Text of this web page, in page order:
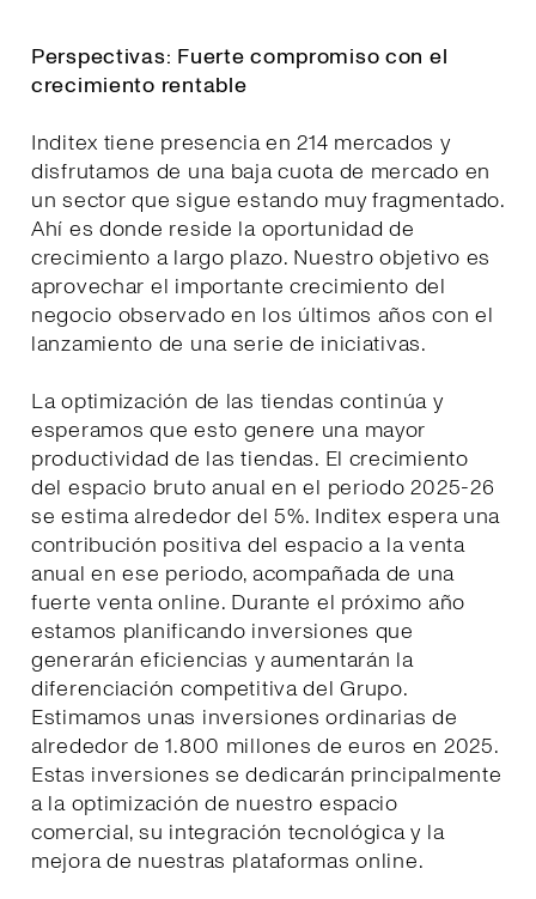
Perspectivas: Fuerte compromiso con el
crecimiento rentable
Inditex tiene presencia en 214 mercados y
disfrutamos de una baja cuota de mercado en
un sector que sigue estando muy fragmentado.
Ahí es donde reside la oportunidad de
crecimiento a largo plazo. Nuestro objetivo es
aprovechar el importante crecimiento del
negocio observado en los últimos años con el
lanzamiento de una serie de iniciativas.
La optimización de las tiendas continúa y
esperamos que esto genere una mayor
productividad de las tiendas. El crecimiento
del espacio bruto anual en el periodo 2025-26
se estima alrededor del 5%. Inditex espera una
contribución positiva del espacio a la venta
anual en ese periodo, acompañada de una
fuerte venta online. Durante el próximo año
estamos planificando inversiones que
generarán eficiencias y aumentarán la
diferenciación competitiva del Grupo.
Estimamos unas inversiones ordinarias de
alrededor de 1.800 millones de euros en 2025.
Estas inversiones se dedicarán principalmente
a la optimización de nuestro espacio
comercial, su integración tecnológica y la
mejora de nuestras plataformas online.